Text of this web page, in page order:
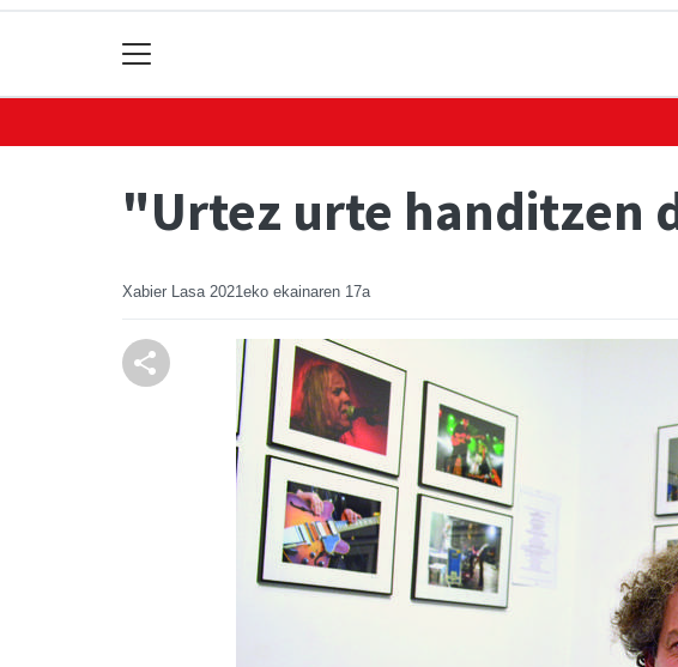
"Urtez urte handitzen
Xabier Lasa 2021eko ekainaren 17a